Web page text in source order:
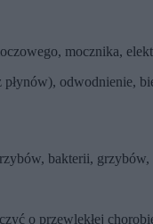
mocznika,
odwodnienie,
bakterii,
o przewlekłej